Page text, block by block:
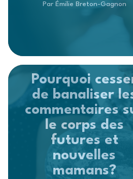
Par Émilie Breton-Gagnon
Pourquoi
de banaliser
commentaires
le corps des
futures et
nouvelles
mamans?